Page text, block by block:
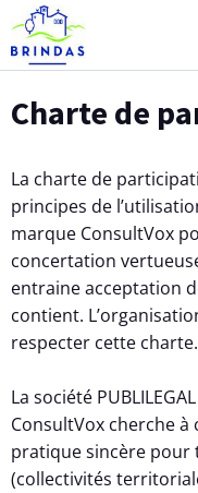
Charte de
La charte de
principes de
marque ConsultVox
concertation
entraine acceptation
contient.
respecter cette charte.
La société
ConsultVox cherche
pratique sincère pour
(collectivités